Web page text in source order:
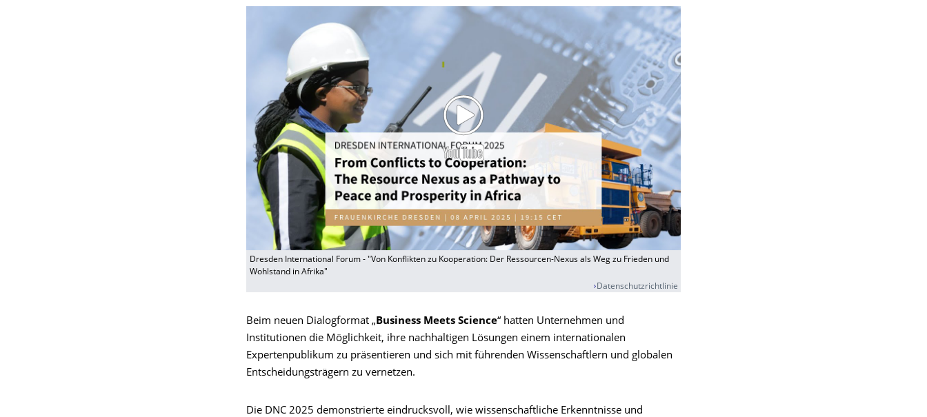
Dresden International Forum - "Von Konflikten zu Kooperation: Der Ressourcen-Nexus als Weg zu Frieden und
Wohlstand in Afrika"
Datenschutzrichtlinie
Beim neuen Dialogformat „Business Meets Science“ hatten Unternehmen und
Institutionen die Möglichkeit, ihre nachhaltigen Lösungen einem internationalen
Expertenpublikum zu präsentieren und sich mit führenden Wissenschaftlern und globalen
Entscheidungsträgern zu vernetzen.
Die DNC 2025 demonstrierte eindrucksvoll, wie wissenschaftliche Erkenntnisse und